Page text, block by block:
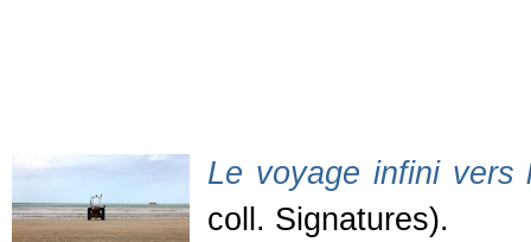
Le voyage infini vers
coll. Signatures).